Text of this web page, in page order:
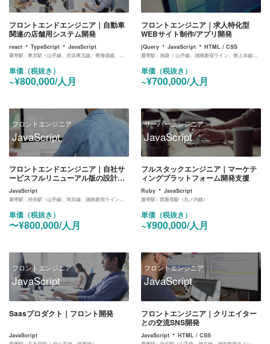
フロントエンドエンジニア｜自動車
関連の店舗用システム開発
react ・ TypeScript ・ JavaScript
最寄駅 : 東京駅（山手線、京浜東北線、東海道線、中央線、京葉線、丸ノ内線）
単価（税抜き）
~¥800,000/人月
フロントエンジニア｜求人特化型
WEBサイト制作/アプリ開発
jQuery ・JavaScript ・HTML / CSS
最寄駅 :池袋（ 山手線、湘南新宿ライン、東上本線、西武鉄道、池袋線、丸ノ内線、有楽町線、副都心線）
単価（税抜き）
~¥700,000/人月
フロントエンジニア
JavaScript
フロントエンドエンジニア｜自社サ
ービスフルリニューアル版の設計・
開発
JavaScript
最寄駅 : 渋谷駅（山手線、埼京線、湘南新宿ライン、東横線、田園都市線、銀座線、半蔵門線、副都心線）
単価（税抜き）
〜¥800,000/人月
サーバーエンジニア
JavaScript
フルスタックエンジニア｜マーケテ
ィングプラットフォーム開発支援
Ruby ・JavaScript
最寄駅 :西新宿駅（丸ノ内線）
単価（税抜き）
~¥900,000/人月
フロントエンジニア
JavaScript
Saasプロダクト｜フロント開発
JavaScript
フロントエンジニア
JavaScript
フロントエンジニア｜クリエイター
との交流SNS開発
JavaScript ・HTML / CSS